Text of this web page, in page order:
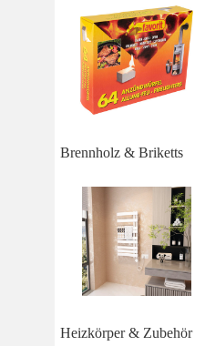
Brennholz & Briketts
Heizkörper & Zubehör